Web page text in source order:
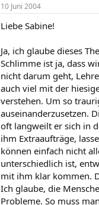
10 Juni 2004
Liebe Sabine!
Ja, ich glaube dieses
Schlimme ist ja, dass
nicht darum geht,
auch viel mit der
verstehen. Um so
auseinanderzusetzen.
oft langweilt er sich in
ihm Extraaufträge,
können einfach nicht
unterschiedlich ist,
mit ihm klar kommen.
Ich glaube, die
Probleme. So muss